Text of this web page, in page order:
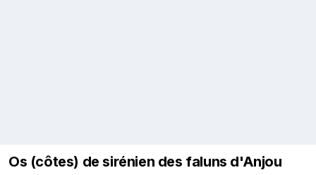
Os (côtes) de sirénien des faluns d'Anjou